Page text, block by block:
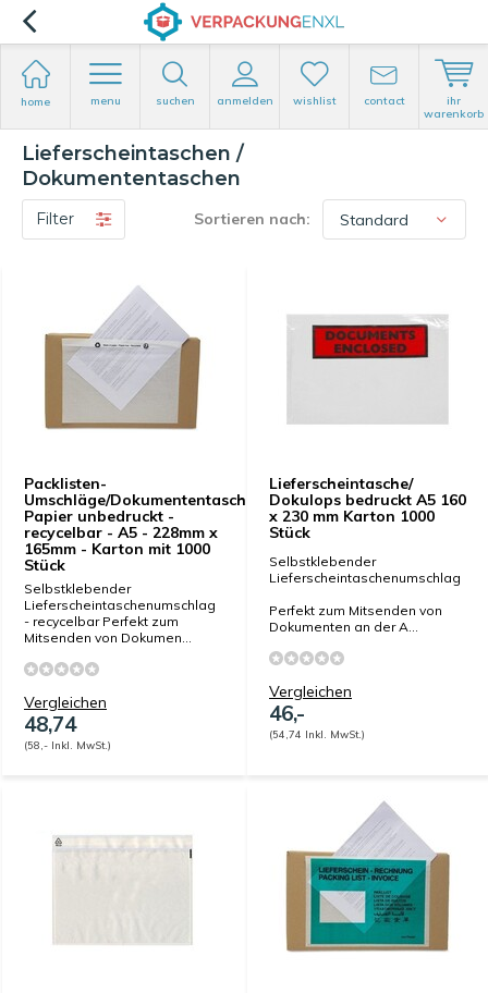
home menu suchen anmelden wishlist contact
ihr
warenkorb
Lieferscheintaschen /
Dokumententaschen
Filter Sortieren nach:
Packlisten-
Umschläge/Dokumententaschen
Papier unbedruckt -
recycelbar - A5 - 228mm x
165mm - Karton mit 1000
Stück
Selbstklebender
Lieferscheintaschenumschlag
- recycelbar Perfekt zum
Mitsenden von Dokumen...
Vergleichen
48,74
(58,- Inkl. MwSt.)
Lieferscheintasche/
Dokulops bedruckt A5 160
x 230 mm Karton 1000
Stück
Selbstklebender
Lieferscheintaschenumschlag
Perfekt zum Mitsenden von
Dokumenten an der A...
Vergleichen
46,-
(54,74 Inkl. MwSt.)